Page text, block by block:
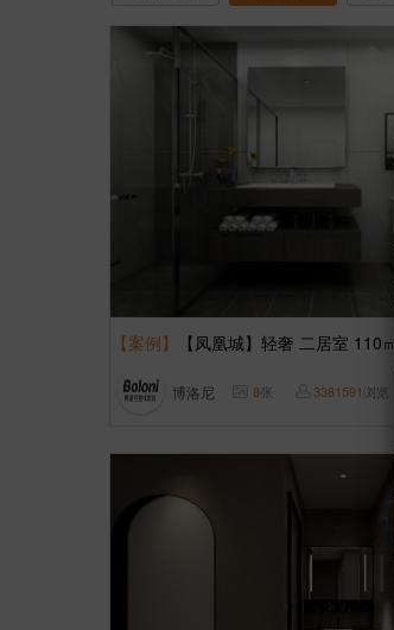
【案例】 【凤凰城】轻奢 二居室 110㎡
博洛尼 8张 3381591浏览